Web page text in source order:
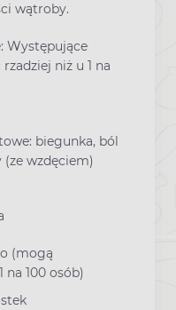
wątroby.
Występujące
niż u 1 na
biegunka, ból
(ze wzdęciem)
(mogą
na 100 osób)